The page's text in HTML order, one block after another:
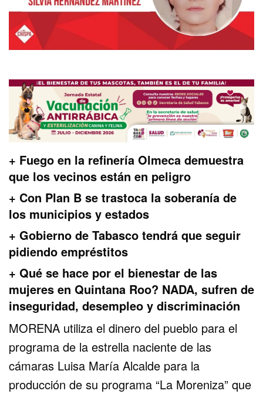
+ Fuego en la refinería Olmeca demuestra
que los vecinos están en peligro
+ Con Plan B se trastoca la soberanía de
los municipios y estados
+ Gobierno de Tabasco tendrá que seguir
pidiendo empréstitos
+ Qué se hace por el bienestar de las
mujeres en Quintana Roo? NADA, sufren de
inseguridad, desempleo y discriminación
MORENA utiliza el dinero del pueblo para el
programa de la estrella naciente de las
cámaras Luisa María Alcalde para la
producción de su programa “La Moreniza” que